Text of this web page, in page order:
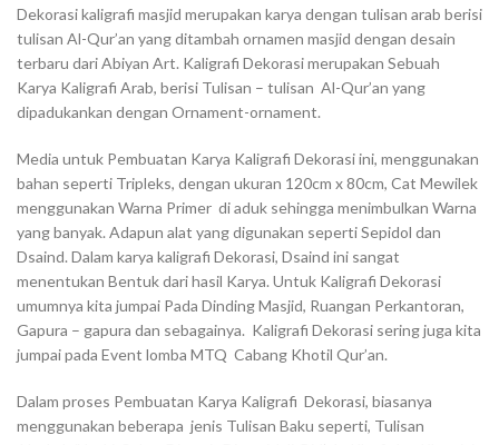
Dekorasi kaligrafi masjid merupakan karya dengan tulisan arab berisi
tulisan Al-Qur’an yang ditambah ornamen masjid dengan desain
terbaru dari Abiyan Art. Kaligrafi Dekorasi merupakan Sebuah
Karya Kaligrafi Arab, berisi Tulisan – tulisan Al-Qur’an yang
dipadukankan dengan Ornament-ornament.
Media untuk Pembuatan Karya Kaligrafi Dekorasi ini, menggunakan
bahan seperti Tripleks, dengan ukuran 120cm x 80cm, Cat Mewilek
menggunakan Warna Primer di aduk sehingga menimbulkan Warna
yang banyak. Adapun alat yang digunakan seperti Sepidol dan
Dsaind. Dalam karya kaligrafi Dekorasi, Dsaind ini sangat
menentukan Bentuk dari hasil Karya. Untuk Kaligrafi Dekorasi
umumnya kita jumpai Pada Dinding Masjid, Ruangan Perkantoran,
Gapura – gapura dan sebagainya. Kaligrafi Dekorasi sering juga kita
jumpai pada Event lomba MTQ Cabang Khotil Qur’an.
Dalam proses Pembuatan Karya Kaligrafi Dekorasi, biasanya
menggunakan beberapa jenis Tulisan Baku seperti, Tulisan